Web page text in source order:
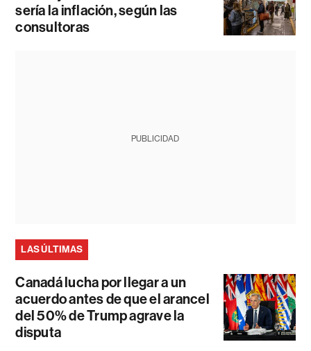
sería la inflación, según las
consultoras
PUBLICIDAD
LAS ÚLTIMAS
Canadá lucha por llegar a un
acuerdo antes de que el arancel
del 50% de Trump agrave la
disputa